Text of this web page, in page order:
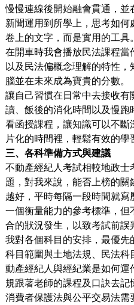
慢慢連線後開始融會貫通，
新聞運用到所學上，思考如
卷上的文字，而是實用的工具。
在開車時我會播放民法課程
以及民法偏概念理解的特性
腦並在未來成為寶貴的分數。
讓自己習慣在日常中去接收有
讀、飯後的消化時間以及慢
看函授課程，讓知識可以不
片化的時間裡，輕鬆有效的學
三、各科準備方式與建議
不動產經紀人考試相較地政
題，對我來說，能否上榜的
越好，平時每隔一段時間就
一個衡量能力的參考標準，
合的狀況發生，以致考試前誤
我對各個科目的安排，最優
科目範圍與土地法規、民法
動產經紀人與經紀業是如何
規跟著老師的課程及口訣去記
消費者保護法與公平交易法